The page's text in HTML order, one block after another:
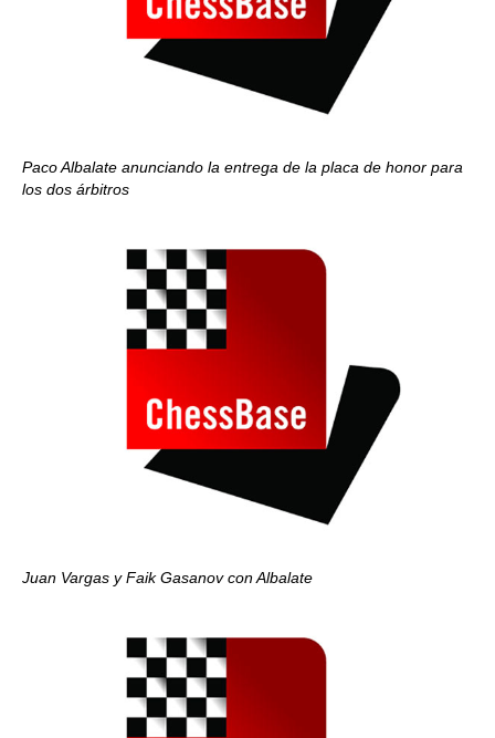
Paco Albalate anunciando la entrega de la placa de honor para
los dos árbitros
Juan Vargas y Faik Gasanov con Albalate